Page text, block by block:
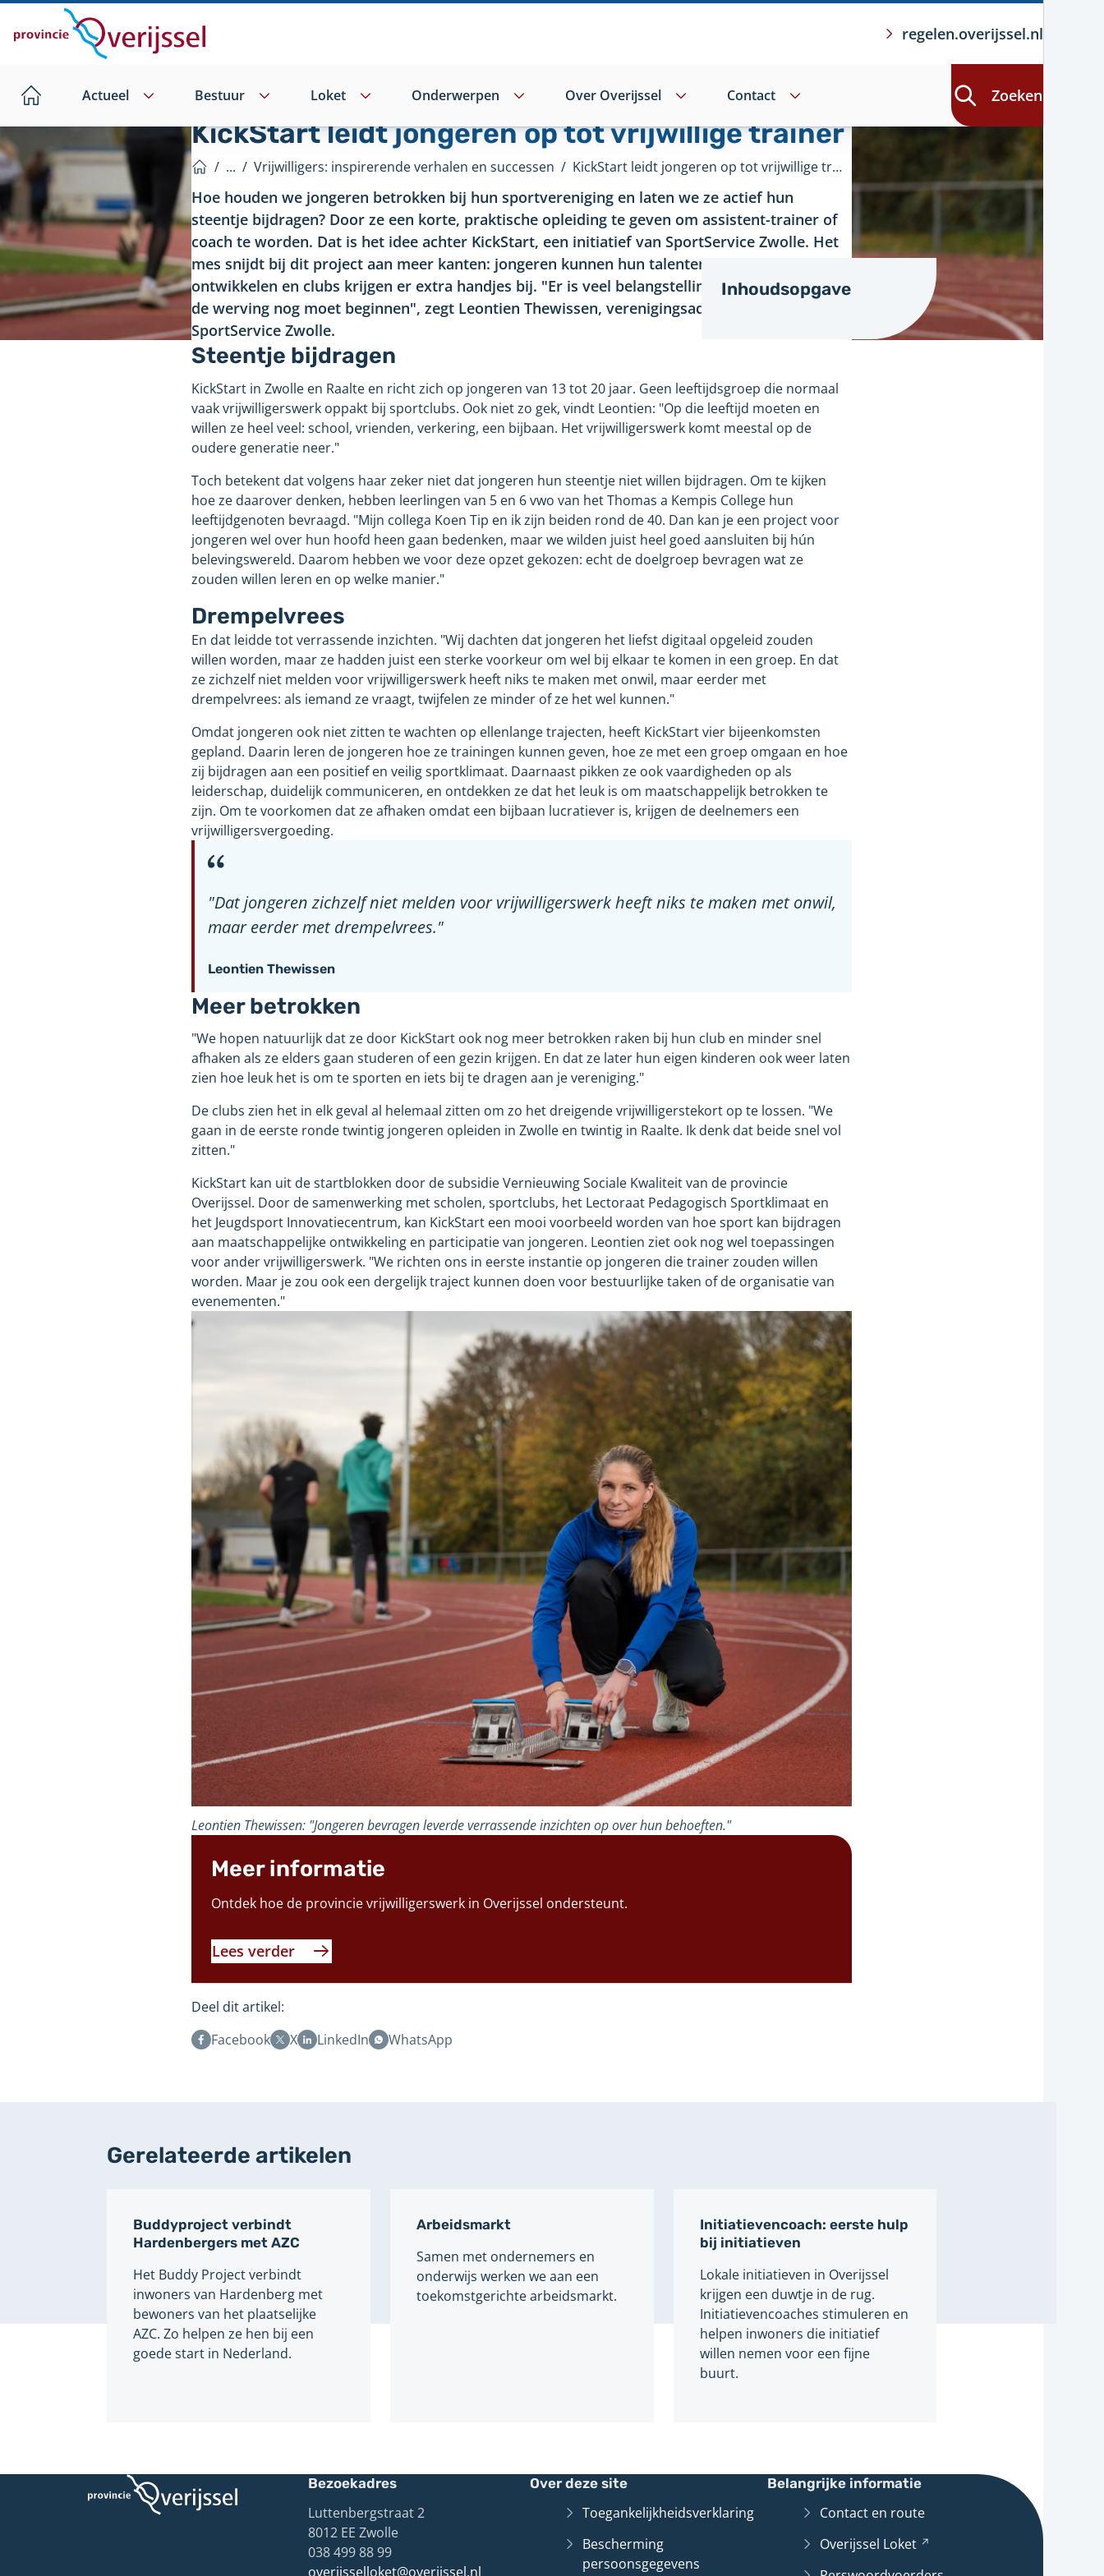
naar
regelen.overijssel.nl
Home
Actueel Bestuur Loket Onderwerpen Over Overijssel Contact Zoeken
KickStart leidt jongeren op tot vrijwillige trainer
/ ... / Vrijwilligers: inspirerende verhalen en successen / KickStart leidt jongeren op tot vrijwillige trainer
Hoe houden we jongeren betrokken bij hun sportvereniging en laten we ze actief hun
steentje bijdragen? Door ze een korte, praktische opleiding te geven om assistent-trainer of
coach te worden. Dat is het idee achter KickStart, een initiatief van SportService Zwolle. Het
mes snijdt bij dit project aan meer kanten: jongeren kunnen hun talenten ontdekken en
ontwikkelen en clubs krijgen er extra handjes bij. "Er is veel belangstelling bij de clubs terwijl
de werving nog moet beginnen", zegt Leontien Thewissen, verenigingsadviseur bij
SportService Zwolle.
Steentje bijdragen
KickStart in Zwolle en Raalte en richt zich op jongeren van 13 tot 20 jaar. Geen leeftijdsgroep die normaal
vaak vrijwilligerswerk oppakt bij sportclubs. Ook niet zo gek, vindt Leontien: "Op die leeftijd moeten en
willen ze heel veel: school, vrienden, verkering, een bijbaan. Het vrijwilligerswerk komt meestal op de
oudere generatie neer."
Toch betekent dat volgens haar zeker niet dat jongeren hun steentje niet willen bijdragen. Om te kijken
hoe ze daarover denken, hebben leerlingen van 5 en 6 vwo van het Thomas a Kempis College hun
leeftijdgenoten bevraagd. "Mijn collega Koen Tip en ik zijn beiden rond de 40. Dan kan je een project voor
jongeren wel over hun hoofd heen gaan bedenken, maar we wilden juist heel goed aansluiten bij hún
belevingswereld. Daarom hebben we voor deze opzet gekozen: echt de doelgroep bevragen wat ze
zouden willen leren en op welke manier."
Drempelvrees
En dat leidde tot verrassende inzichten. "Wij dachten dat jongeren het liefst digitaal opgeleid zouden
willen worden, maar ze hadden juist een sterke voorkeur om wel bij elkaar te komen in een groep. En dat
ze zichzelf niet melden voor vrijwilligerswerk heeft niks te maken met onwil, maar eerder met
drempelvrees: als iemand ze vraagt, twijfelen ze minder of ze het wel kunnen."
Omdat jongeren ook niet zitten te wachten op ellenlange trajecten, heeft KickStart vier bijeenkomsten
gepland. Daarin leren de jongeren hoe ze trainingen kunnen geven, hoe ze met een groep omgaan en hoe
zij bijdragen aan een positief en veilig sportklimaat. Daarnaast pikken ze ook vaardigheden op als
leiderschap, duidelijk communiceren, en ontdekken ze dat het leuk is om maatschappelijk betrokken te
zijn. Om te voorkomen dat ze afhaken omdat een bijbaan lucratiever is, krijgen de deelnemers een
vrijwilligersvergoeding.
"Dat jongeren zichzelf niet melden voor vrijwilligerswerk heeft niks te maken met onwil,
maar eerder met drempelvrees."
Leontien Thewissen
Meer betrokken
"We hopen natuurlijk dat ze door KickStart ook nog meer betrokken raken bij hun club en minder snel
afhaken als ze elders gaan studeren of een gezin krijgen. En dat ze later hun eigen kinderen ook weer laten
zien hoe leuk het is om te sporten en iets bij te dragen aan je vereniging."
De clubs zien het in elk geval al helemaal zitten om zo het dreigende vrijwilligerstekort op te lossen. "We
gaan in de eerste ronde twintig jongeren opleiden in Zwolle en twintig in Raalte. Ik denk dat beide snel vol
zitten."
KickStart kan uit de startblokken door de subsidie Vernieuwing Sociale Kwaliteit van de provincie
Overijssel. Door de samenwerking met scholen, sportclubs, het Lectoraat Pedagogisch Sportklimaat en
het Jeugdsport Innovatiecentrum, kan KickStart een mooi voorbeeld worden van hoe sport kan bijdragen
aan maatschappelijke ontwikkeling en participatie van jongeren. Leontien ziet ook nog wel toepassingen
voor ander vrijwilligerswerk. "We richten ons in eerste instantie op jongeren die trainer zouden willen
worden. Maar je zou ook een dergelijk traject kunnen doen voor bestuurlijke taken of de organisatie van
evenementen."
Leontien Thewissen: "Jongeren bevragen leverde verrassende inzichten op over hun behoeften."
Meer informatie
Ontdek hoe de provincie vrijwilligerswerk in Overijssel ondersteunt.
Lees verder
Deel dit artikel:
Facebook
X LinkedIn WhatsApp
Inhoudsopgave
Gerelateerde artikelen
Buddyproject verbindt
Hardenbergers met AZC
Het Buddy Project verbindt
inwoners van Hardenberg met
bewoners van het plaatselijke
AZC. Zo helpen ze hen bij een
goede start in Nederland.
Arbeidsmarkt
Samen met ondernemers en
onderwijs werken we aan een
toekomstgerichte arbeidsmarkt.
Initiatievencoach: eerste hulp
bij initiatieven
Lokale initiatieven in Overijssel
krijgen een duwtje in de rug.
Initiatievencoaches stimuleren en
helpen inwoners die initiatief
willen nemen voor een fijne
buurt.
Bezoekadres
Luttenbergstraat 2
8012 EE Zwolle
038 499 88 99
overijsselloket@overijssel.nl
Over deze site
Toegankelijkheidsverklaring
Bescherming
persoonsgegevens
Belangrijke informatie
Contact en route
Overijssel Loket